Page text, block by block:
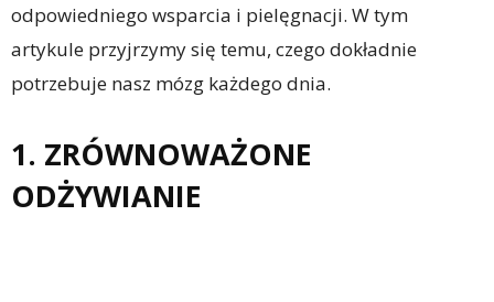
odpowiedniego wsparcia i pielęgnacji. W tym
artykule przyjrzymy się temu, czego dokładnie
potrzebuje nasz mózg każdego dnia.
1. ZRÓWNOWAŻONE
ODŻYWIANIE